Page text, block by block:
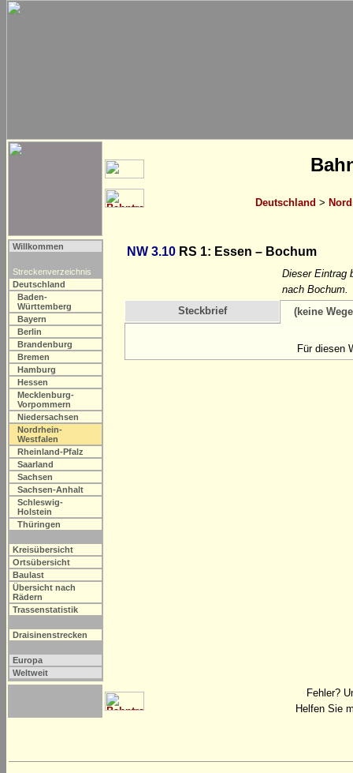
Deutschland >
Willkommen
Streckenverzeichnis
Deutschland
Baden-
Württemberg
Bayern
Berlin
Brandenburg
Bremen
Hamburg
Hessen
Mecklenburg-
Vorpommern
Niedersachsen
Nordrhein-
Westfalen
Rheinland-Pfalz
Saarland
Sachsen
Sachsen-Anhalt
Schleswig-
Holstein
Thüringen
Kreisübersicht
Ortsübersicht
Baulast
Übersicht nach
Rädern
Trassenstatistik
Draisinenstrecken
Europa
Weltweit
NW 3.10 RS 1: Essen – Bochum
Dieser Eintrag
nach Bochum.
Steckbrief
(keine
Für diesen
Fehler?
Helfen Sie